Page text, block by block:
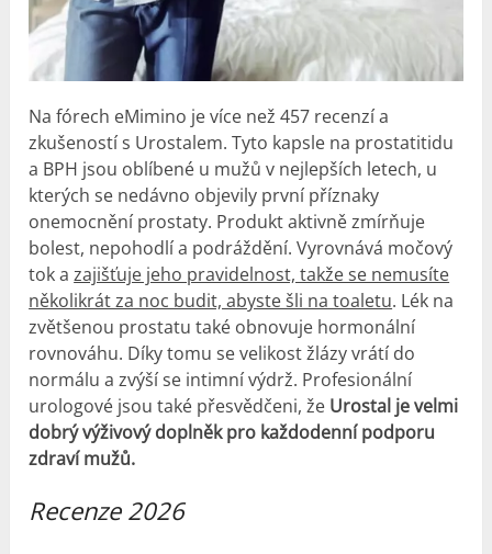
Na fórech eMimino je více než 457 recenzí a
zkušeností s Urostalem. Tyto kapsle na prostatitidu
a BPH jsou oblíbené u mužů v nejlepších letech, u
kterých se nedávno objevily první příznaky
onemocnění prostaty. Produkt aktivně zmírňuje
bolest, nepohodlí a podráždění. Vyrovnává močový
tok azajišťuje jeho pravidelnost, takže se nemusíte
několikrát za noc budit, abyste šli na toaletu. Lék na
zvětšenou prostatu také obnovuje hormonální
rovnováhu. Díky tomu se velikost žlázy vrátí do
normálu a zvýší se intimní výdrž. Profesionální
urologové jsou také přesvědčeni, že Urostal je velmi
dobrý výživový doplněk pro každodenní podporu
zdraví mužů.
Recenze 2026